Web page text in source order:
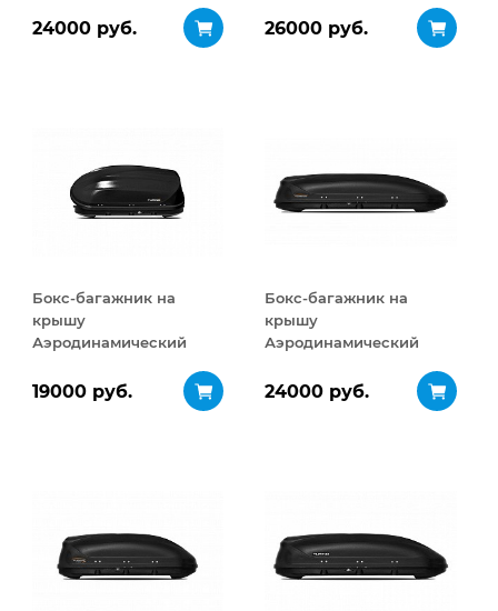
ДВУСТОРОННЕЕ
24000 руб.
ДВУСТОРОННЕЕ
26000 руб.
Бокс-багажник на
крышу
Аэродинамический
ДВУСТОРОННЕЕ
19000 руб.
Бокс-багажник на
крышу
Аэродинамический
24000 руб.